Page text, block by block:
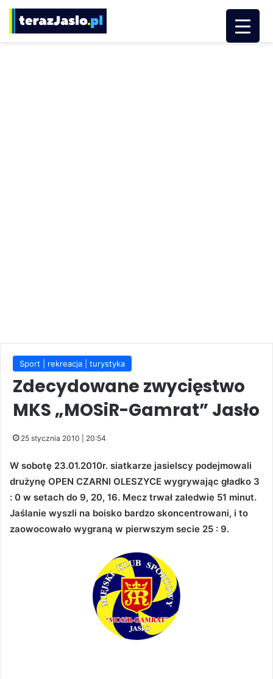
Sport | rekreacja | turystyka
Zdecydowane zwycięstwo
MKS „MOSiR-Gamrat” Jasło
25 stycznia 2010 | 20:54
W sobotę 23.01.2010r. siatkarze jasielscy podejmowali
drużynę OPEN CZARNI OLESZYCE wygrywając gładko 3
: 0 w setach do 9, 20, 16. Mecz trwał zaledwie 51 minut.
Jaślanie wyszli na boisko bardzo skoncentrowani, i to
zaowocowało wygraną w pierwszym secie 25 : 9.